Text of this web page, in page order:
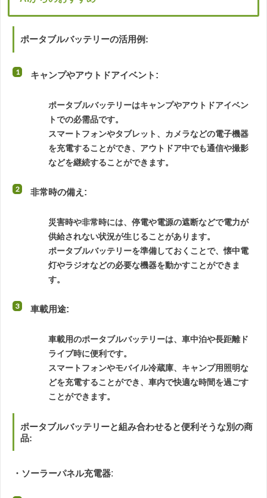
ポータブルバッテリーの活用例:
キャンプやアウトドアイベント :
ポータブルバッテリーはキャンプやアウトドアイベン
トでの必需品です。
スマートフォンやタブレット、カメラなどの電子機器
を充電することができ、アウトドア中でも通信や撮影
などを継続することができます。
非常時の備え :
災害時や非常時には、停電や電源の遮断などで電力が
供給されない状況が生じることがあります。
ポータブルバッテリーを準備しておくことで、懐中電
灯やラジオなどの必要な機器を動かすことができま
す。
車載用途:
車載用のポータブルバッテリーは、車中泊や長距離ド
ライブ時に便利です。
スマートフォンやモバイル冷蔵庫、キャンプ用照明な
どを充電することができ、車内で快適な時間を過ごす
ことができます。
ポータブルバッテリーと組み合わせると便利そうな別の商
品:
・ソーラーパネル充電器: